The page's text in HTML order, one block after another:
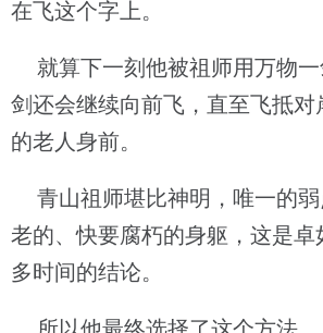
在飞这个字上。
就算下一刻他被祖师用万物一
剑还会继续向前飞，直至飞抵对
的老人身前。
青山祖师堪比神明，唯一的弱
老的、快要腐朽的身躯，这是卓
多时间的结论。